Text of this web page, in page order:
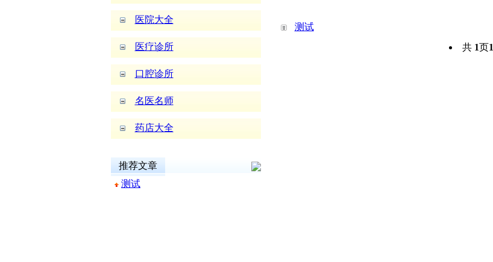
医院大全
医疗诊所
口腔诊所
名医名师
药店大全
推荐文章
测试
测试
共 1页1